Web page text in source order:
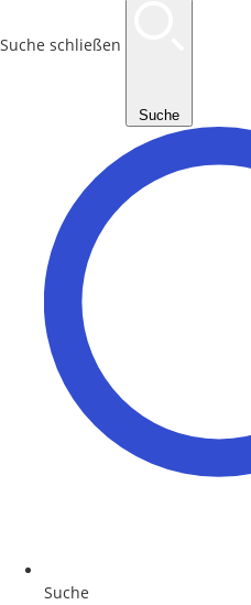
Suche schließen
Suche
Suche